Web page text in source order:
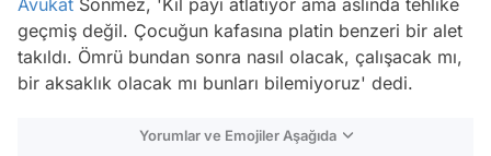
Avukat Sönmez, 'Kıl payı atlatıyor ama aslında tehlike
geçmiş değil. Çocuğun kafasına platin benzeri bir alet
takıldı. Ömrü bundan sonra nasıl olacak, çalışacak mı,
bir aksaklık olacak mı bunları bilemiyoruz' dedi.
Yorumlar ve Emojiler Aşağıda